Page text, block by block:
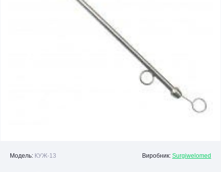
Модель: КУЖ-13 Виробник: Surgiwelomed